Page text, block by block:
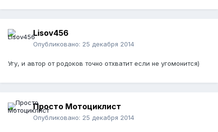
Lisov456
Опубликовано: 25 декабря 2014
Угу, и автор от родоков точно отхватит если не угомонится)
Просто Мотоциклист
Опубликовано: 25 декабря 2014